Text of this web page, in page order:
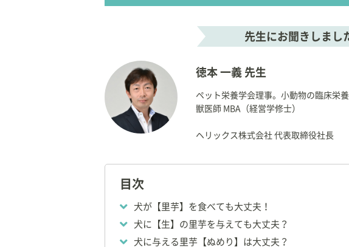
先生にお聞きしまし
徳本 一義 先生
ペット栄養学会理事。小動物の臨床栄
獣医師 MBA（経営学修士）
ヘリックス株式会社 代表取締役社長
【資格】
【所属】
◆
一般社団法人ペットフード協会
◆ 日本獣医生命科学大学
目次
犬が【里芋】を食べても大丈夫！
犬に【生】の里芋を与えても大丈夫？
犬に与える里芋【ぬめり】は大丈夫？